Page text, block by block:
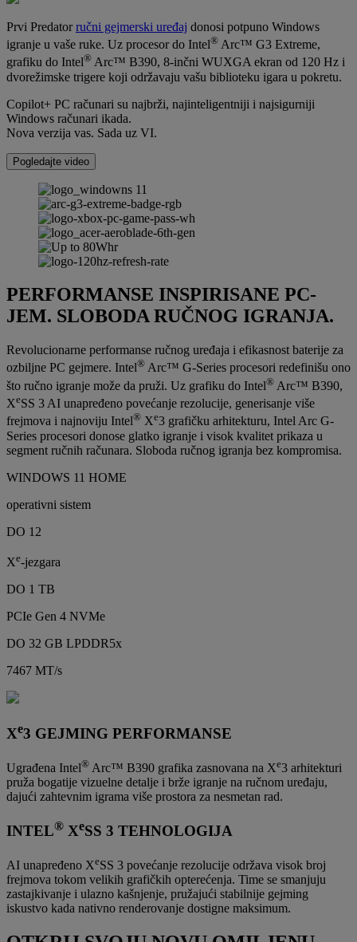
Prvi Predatorručni gejmerski uređaj donosi potpuno Windows
igranje u vaše ruke. Uz procesor do Intel® Arc™ G3 Extreme,
grafiku do Intel® Arc™ B390, 8-inčni WUXGA ekran od 120 Hz i
dvorežimske trigere koji održavaju vašu biblioteku igara u pokretu.
Copilot+ PC računari su najbrži, najinteligentniji i najsigurniji
Windows računari ikada.
Nova verzija vas. Sada uz VI.
Pogledajte video
PERFORMANSE INSPIRISANE PC-
JEM. SLOBODA RUČNOG IGRANJA.
Revolucionarne performanse ručnog uređaja i efikasnost baterije za
ozbiljne PC gejmere. Intel® Arc™ G-Series procesori redefinišu ono
što ručno igranje može da pruži. Uz grafiku do Intel® Arc™ B390,
XeSS 3 AI unapređeno povećanje rezolucije, generisanje više
frejmova i najnoviju Intel® Xe3 grafičku arhitekturu, Intel Arc G-
Series procesori donose glatko igranje i visok kvalitet prikaza u
segment ručnih računara. Sloboda ručnog igranja bez kompromisa.
WINDOWS 11 HOME
operativni sistem
DO 12
Xe-jezgara
DO 1 TB
PCIe Gen 4 NVMe
DO 32 GB LPDDR5x
7467 MT/s
Xe3 GEJMING PERFORMANSE
Ugrađena Intel® Arc™ B390 grafika zasnovana na Xe3 arhitekturi
pruža bogatije vizuelne detalje i brže igranje na ručnom uređaju,
dajući zahtevnim igrama više prostora za nesmetan rad.
INTEL® XeSS 3 TEHNOLOGIJA
AI unapređeno XeSS 3 povećanje rezolucije održava visok broj
frejmova tokom velikih grafičkih opterećenja. Time se smanjuju
zastajkivanje i ulazno kašnjenje, pružajući stabilnije gejming
iskustvo kada nativno renderovanje dostigne maksimum.